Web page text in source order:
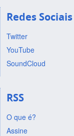
Redes Sociais
Twitter
YouTube
SoundCloud
RSS
O que é?
Assine